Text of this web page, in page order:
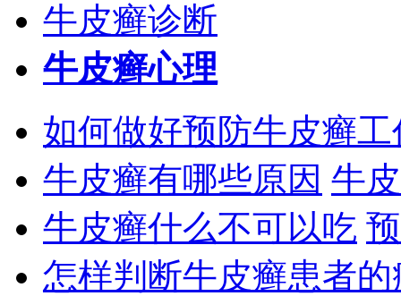
牛皮癣诊断
牛皮癣心理
如何做好预防牛皮癣工
牛皮癣有哪些原因 牛
牛皮癣什么不可以吃
怎样判断牛皮癣患者的